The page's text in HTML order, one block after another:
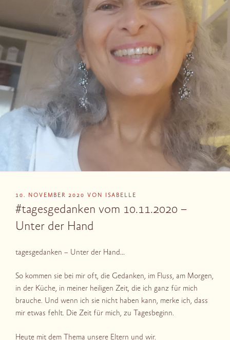
VERÖFFENTLICHT
AM
10. NOVEMBER 2020 VON ISABELLE
#tagesgedanken vom 10.11.2020 –
Unter der Hand
tagesgedanken – Unter der Hand…
So kommen sie bei mir oft, die Gedanken, im Fluss, am Morgen,
in der Küche, in meiner heiligen Zeit, die ich ganz für mich
brauche. Und wenn ich sie nicht haben kann, merke ich, dass
mir etwas fehlt. Die Zeit für mich, zu Tagesbeginn.
Heute mit dem Thema unsere Eltern und wir.